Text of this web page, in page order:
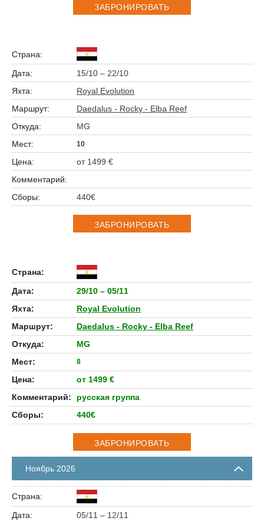
ЗАБРОНИРОВАТЬ
15/10 – 22/10
Royal Evolution
Daedalus - Rocky - Elba Reef
MG
10
от 1499 €
440€
ЗАБРОНИРОВАТЬ
29/10 – 05/11
Royal Evolution
Daedalus - Rocky - Elba Reef
MG
8
от 1499 €
русская группа
440€
ЗАБРОНИРОВАТЬ
Ноябрь 2026
05/11 – 12/11